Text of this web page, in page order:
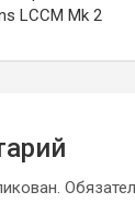
LCCM Mk 2